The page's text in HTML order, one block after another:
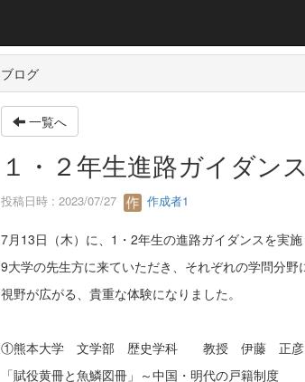
ブログ
一覧へ
１・２年生進路ガイダン
投稿日時 : 2023/07/27 作成者1
7月13日（木）に、1・2年生の進路ガイダンスを実施
9大学の先生方に来ていただき、それぞれの学問分野
視野が広がる、貴重な体験になりました。
①熊本大学 文学部 歴史学科 教授 伊藤 正
「賦役黄冊と魚鱗図冊」～中国・明代の戸籍制度